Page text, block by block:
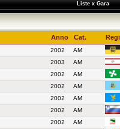
Liste x Gara
Anno Cat.
2002 AM
2003 AM
2002 AM
2002 AM
2002 AM
2002 AM
2002 AM